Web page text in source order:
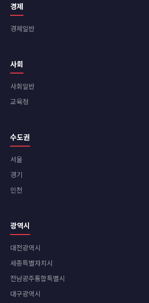
경제
경제일반
사회
사회일반
교육청
수도권
서울
경기
인천
광역시
대전광역시
세종특별자치시
전남광주통합특별시
대구광역시